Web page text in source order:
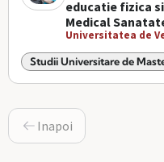
educatie fizica
Medical
Universitatea de
Studii Universitare de
Inapoi